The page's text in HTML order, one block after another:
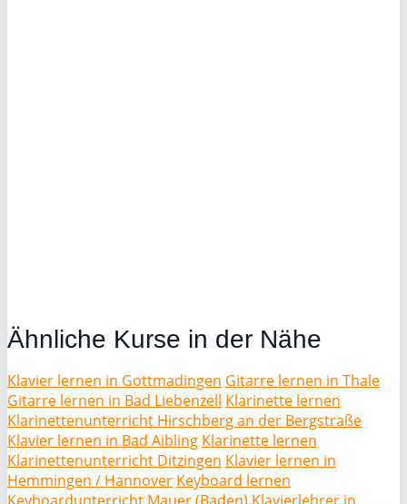
Ähnliche Kurse in der Nähe
Klavier lernen in Gottmadingen Gitarre lernen in Thale
Gitarre lernen in Bad Liebenzell Klarinette lernen
Klarinettenunterricht Hirschberg an der Bergstraße
Klavier lernen in Bad Aibling Klarinette lernen
Klarinettenunterricht Ditzingen Klavier lernen in
Hemmingen / Hannover Keyboard lernen